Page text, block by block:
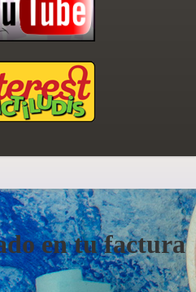
en tu factura